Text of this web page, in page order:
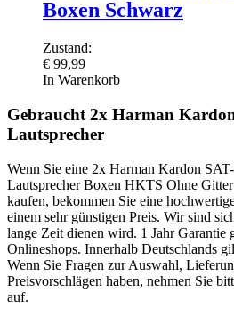
Boxen Schwarz
Zustand:
€ 99,99
In Warenkorb
Gebraucht 2x Harman
Lautsprecher
Wenn Sie eine 2x Harman Kardon
Lautsprecher Boxen HKTS Ohne
kaufen, bekommen Sie eine
einem sehr günstigen Preis. Wir sind
lange Zeit dienen wird. 1 Jahr Garantie
Onlineshops. Innerhalb Deutschlands
Wenn Sie Fragen zur Auswahl,
Preisvorschlägen haben, nehmen Sie
auf.